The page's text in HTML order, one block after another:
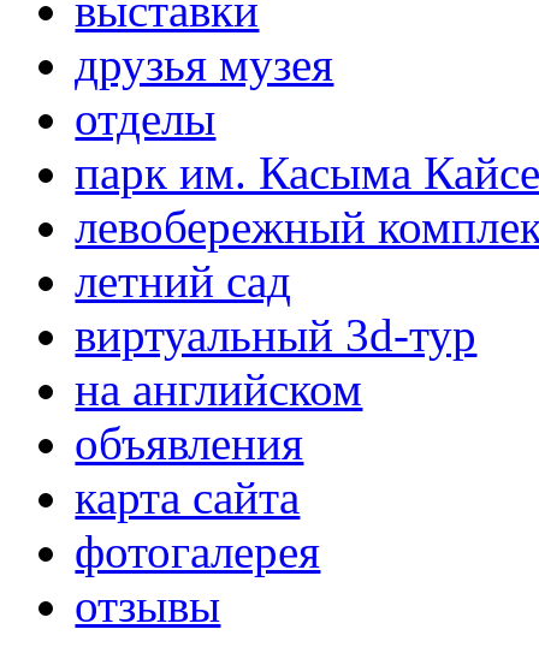
друзья музея
отделы
парк им. Касыма
левобережный
летний сад
виртуальный 3d-тур
на английском
объявления
карта сайта
фотогалерея
отзывы